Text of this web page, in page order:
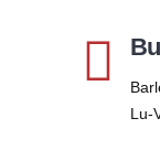
Lu-